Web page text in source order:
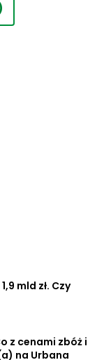
mld zł. Czy
z cenami zbóż i
na Urbana